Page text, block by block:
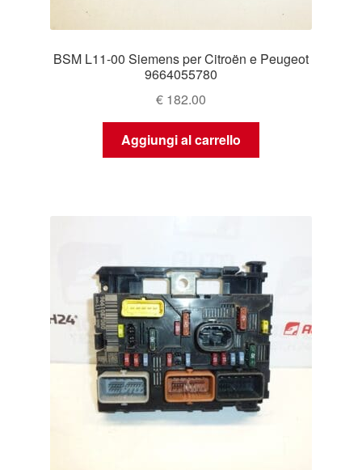
BSM L11-00 Siemens per Citroën e Peugeot
9664055780
€ 182.00
Aggiungi al carrello